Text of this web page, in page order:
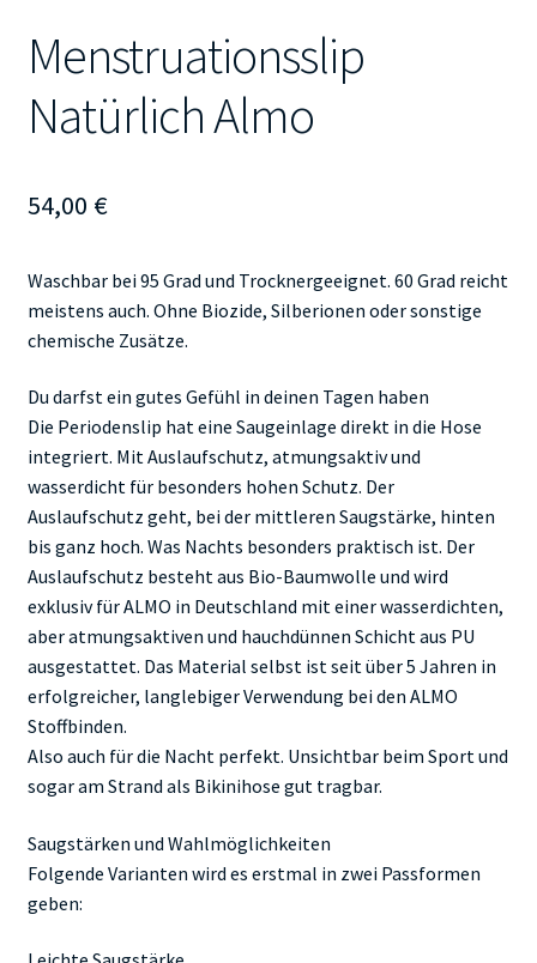
Menstruationsslip
Natürlich Almo
54,00 €
Waschbar bei 95 Grad und Trocknergeeignet. 60 Grad reicht
meistens auch. Ohne Biozide, Silberionen oder sonstige
chemische Zusätze.
Du darfst ein gutes Gefühl in deinen Tagen haben
Die Periodenslip hat eine Saugeinlage direkt in die Hose
integriert. Mit Auslaufschutz, atmungsaktiv und
wasserdicht für besonders hohen Schutz. Der
Auslaufschutz geht, bei der mittleren Saugstärke, hinten
bis ganz hoch. Was Nachts besonders praktisch ist. Der
Auslaufschutz besteht aus Bio-Baumwolle und wird
exklusiv für ALMO in Deutschland mit einer wasserdichten,
aber atmungsaktiven und hauchdünnen Schicht aus PU
ausgestattet. Das Material selbst ist seit über 5 Jahren in
erfolgreicher, langlebiger Verwendung bei den ALMO
Stoffbinden.
Also auch für die Nacht perfekt. Unsichtbar beim Sport und
sogar am Strand als Bikinihose gut tragbar.
Saugstärken und Wahlmöglichkeiten
Folgende Varianten wird es erstmal in zwei Passformen
geben: